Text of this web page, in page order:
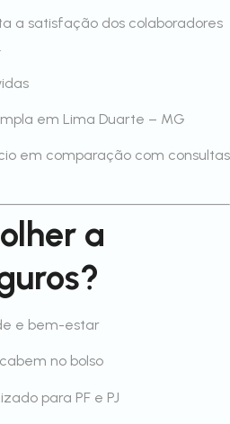
a satisfação dos colaboradores
em Lima Duarte – MG
em comparação com consultas
a
e bem-estar
no bolso
para PF e PJ